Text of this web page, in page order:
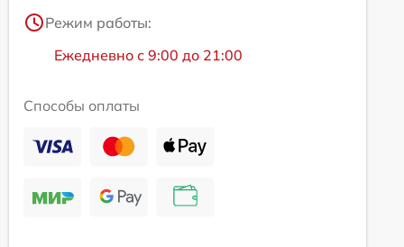
Режим работы:
Ежедневно с 9:00 до 21:00
Способы оплаты